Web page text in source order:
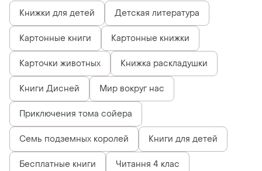
Книжки для детей Детская литература
Картонные книги Картонные книжки
Карточки животных Книжка раскладушки
Книги Дисней Мир вокруг нас
Приключения тома сойера
Семь подземных королей Книги для детей
Бесплатные книги Читання 4 клас